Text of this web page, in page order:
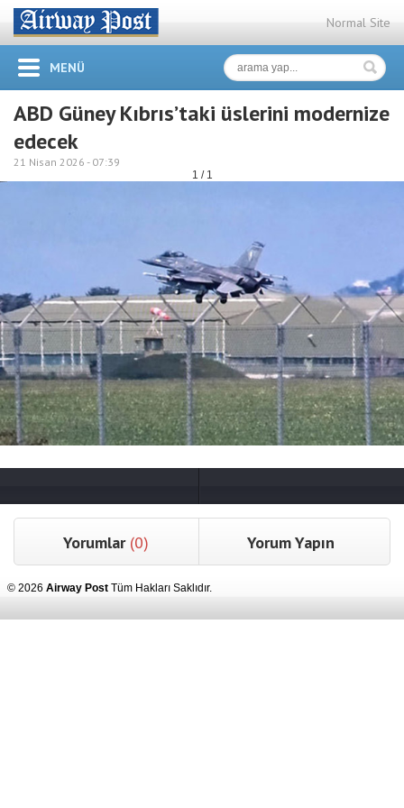
Normal Site
MENÜ
ABD Güney Kıbrıs’taki üslerini modernize
edecek
21 Nisan 2026 - 07:39
1 / 1
Yorumlar (0) Yorum Yapın
© 2026 Airway Post Tüm Hakları Saklıdır.